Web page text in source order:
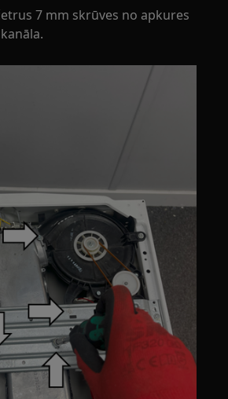
7 mm skrūves no apkures